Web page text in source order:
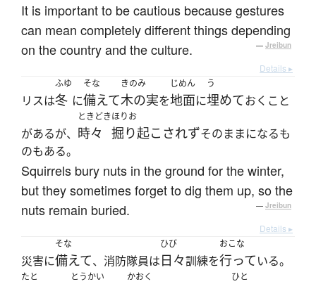
It is important to be cautious because gestures
can mean completely different things depending
on the country and the culture.
— Jreibun
Details ▸
リスは
ふゆ
冬 に
そな
備えて
きのみ
木の実を
じめん
地面に
う
埋めておくこと
があるが、
ときどき
時々
ほりお
掘り起こされずそのままになるも
のもある。
Squirrels bury nuts in the ground for the winter,
but they sometimes forget to dig them up, so the
nuts remain buried.
— Jreibun
Details ▸
災害に
そな
備えて、消防隊員は
ひび
日々訓練を
おこな
行っている。
たと とうかい かおく ひと